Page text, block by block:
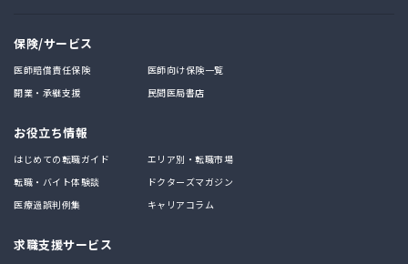
保険/サービス
医師賠償責任保険
医師向け保険一覧
開業・承継支援
民間医局書店
お役立ち情報
はじめての転職ガイド
エリア別・転職市場
転職・バイト体験談
ドクターズマガジン
医療過誤判例集
キャリアコラム
求職支援サービス